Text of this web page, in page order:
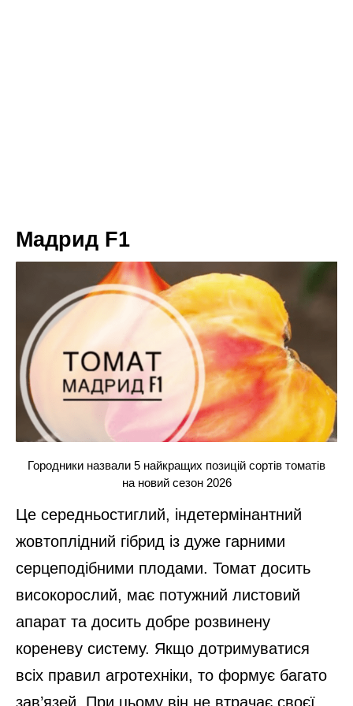
Maдрид F1
Городники назвали 5 найкращих позицій сортів томатів
на новий сезон 2026
Це середньостиглий, індетермінантний
жовтоплідний гібрид із дуже гарними
серцеподібними плодами. Томат досить
високорослий, має потужний листовий
апарат та досить добре розвинену
кореневу систему. Якщо дотримуватися
всіх правил агротехніки, то формує багато
зав’язей. При цьому він не втрачає своєї